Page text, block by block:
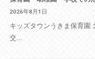
2026年8月1日
キッズタウンうきま保育園
交...